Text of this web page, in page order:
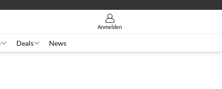
Anmelden
Deals News